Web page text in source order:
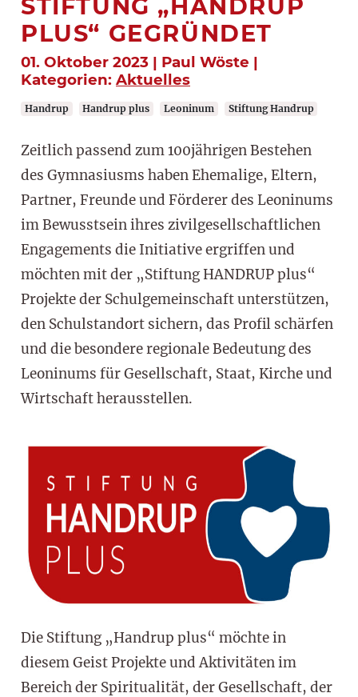
STIFTUNG „HANDRUP
PLUS“ GEGRÜNDET
01. Oktober 2023 | Paul Wöste |
Kategorien: Aktuelles
Handrup Handrup plus Leoninum Stiftung Handrup
Zeitlich passend zum 100jährigen Bestehen
des Gymnasiusms haben Ehemalige, Eltern,
Partner, Freunde und Förderer des Leoninums
im Bewusstsein ihres zivilgesellschaftlichen
Engagements die Initiative ergriffen und
möchten mit der „Stiftung HANDRUP plus“
Projekte der Schulgemeinschaft unterstützen,
den Schulstandort sichern, das Profil schärfen
und die besondere regionale Bedeutung des
Leoninums für Gesellschaft, Staat, Kirche und
Wirtschaft herausstellen.
Die Stiftung „Handrup plus“ möchte in
diesem Geist Projekte und Aktivitäten im
Bereich der Spiritualität, der Gesellschaft, der